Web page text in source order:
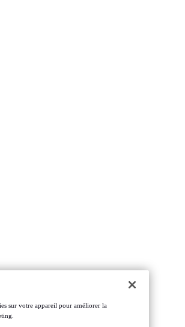
sur votre appareil pour améliorer la